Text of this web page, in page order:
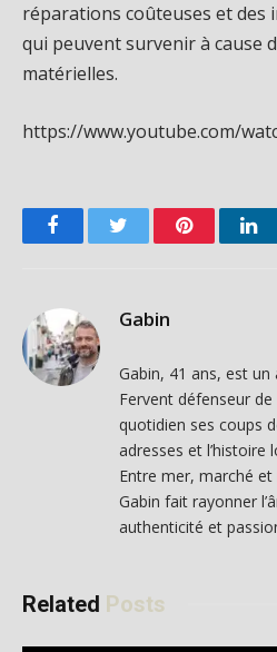
réparations coûteuses et des
qui peuvent survenir à cause
matérielles.
https://www.youtube.com/
FacebookTwitter Pinterest
Gabin
Gabin, 41 ans, est
Fervent défenseur
quotidien ses coups
adresses et l’histoire
Entre mer, marché
Gabin fait rayonner
authenticité et
Related Posts